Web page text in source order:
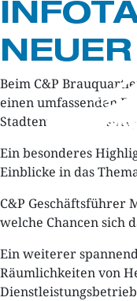
Beim C&P
einen umfassenden
Ein besonderes
Einblicke in das
C&P Geschäftsführer
welche Chancen sich
Ein weiterer
Räumlichkeiten von